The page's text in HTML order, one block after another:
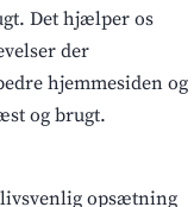
Det hjælper os
der
hjemmesiden og
og brugt.
opsætning